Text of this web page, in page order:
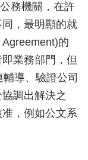
務機關，在許
，最明顯的就
的
業務部門，但
導、驗證公司
調出解決之
，例如公文系